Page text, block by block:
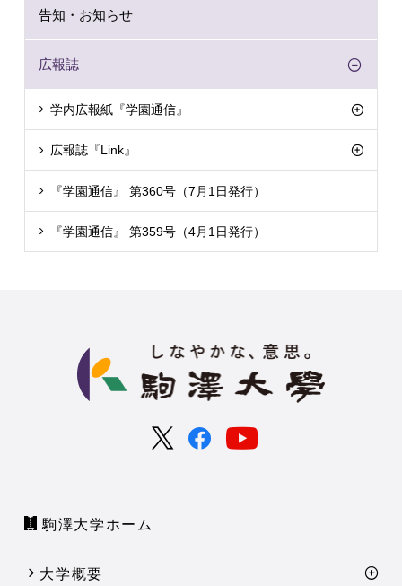
告知・お知らせ
広報誌
学内広報紙『学園通信』
広報誌『Link』
『学園通信』 第360号（7月1日発行）
『学園通信』 第359号（4月1日発行）
駒澤大学ホーム
大学概要